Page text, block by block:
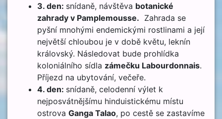
3. den: snídaně, návštěva botanické
zahrady v Pamplemousse. Zahrada se
pyšní mnohými endemickými rostlinami a její
největší chloubou je v době květu, leknín
královský. Následovat bude prohlídka
koloniálního sídla zámečku Labourdonnais.
Příjezd na ubytování, večeře.
4. den: snídaně, celodenní výlet k
nejposvátnějšímu hinduistickému místu
ostrova Ganga Talao, po cestě se zastavíme